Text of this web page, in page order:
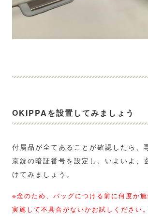
OKIPPAを設置してみましょう
付属品が全てあることが確認したら、
京錠の暗証番号を設定し、いよいよ、
けてみましょう。
※念のため、バッグにつける前に何度か
実施して不具合がないかお試しください